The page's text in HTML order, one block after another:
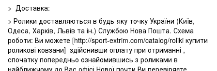
> Доставка:
> Ролики доставляються в будь-яку точку України (Київ,
Одеса, Харків, Львів та ін.) Службою Нова Пошта. Схема
роботи: Ви можете [http://sport-extrim.com/catalog/roliki купити
роликові ковзани] здійснивши оплату при отриманні ,
спочатку попередньо ознайомившись з роликами в
найближчому до Вас офісі Нової почти.Ви перевіряєте